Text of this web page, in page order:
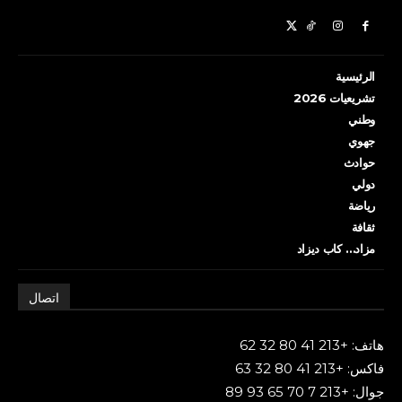
الرئيسية
تشريعيات 2026
وطني
جهوي
حوادث
دولي
رياضة
ثقافة
مزاد… كاب ديزاد
اتصال
هاتف: +213 41 80 32 62
فاكس: +213 41 80 32 63
جوال: +213 7 70 65 93 89